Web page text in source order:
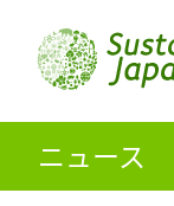
ニュース